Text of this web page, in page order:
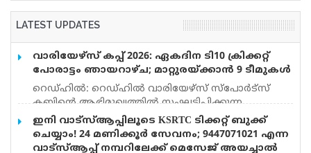
LATEST UPDATES
വാരിയേഴ്സ് കപ്പ് 2026: ഏകദിന ടി10 ക്രിക്കറ്റ്
പോരാട്ടം ഞായറാഴ്ച; മാറ്റുരയ്ക്കാൻ 9 ടീമുകൾ
റെഡ്ഹിൽ: റെഡ്ഹിൽ വാരിയേഴ്സ് സ്പോർട്സ്
ക്ലബ്ബിന്റെ ആഭിമുഖ്യത്തിൽ സംഘടിപ്പിക്കുന്ന
‘വാരിയേഴ്സ് കപ്പ് 2026’ ഏകദിന ടി10 ക്രിക്കറ്റ്
ടൂർണമെന്റ് ഓഗസ്റ്റ് 9 ഞായറാഴ്ച നടക്കും. 11A Park
Avenue, Caterham, Surrey CR3 6AH ആണ് വേദി. വിവിധ
ഇനി വാട്‌സ്ആപ്പിലൂടെ KSRTC ടിക്കറ്റ് ബുക്ക്
ചെയ്യാം! 24 മണിക്കൂർ സേവനം; 9447071021 എന്ന
വാട്സ്ആപ്പ് നമ്പറിലേക്ക് മെസേജ് അയച്ചാൽ